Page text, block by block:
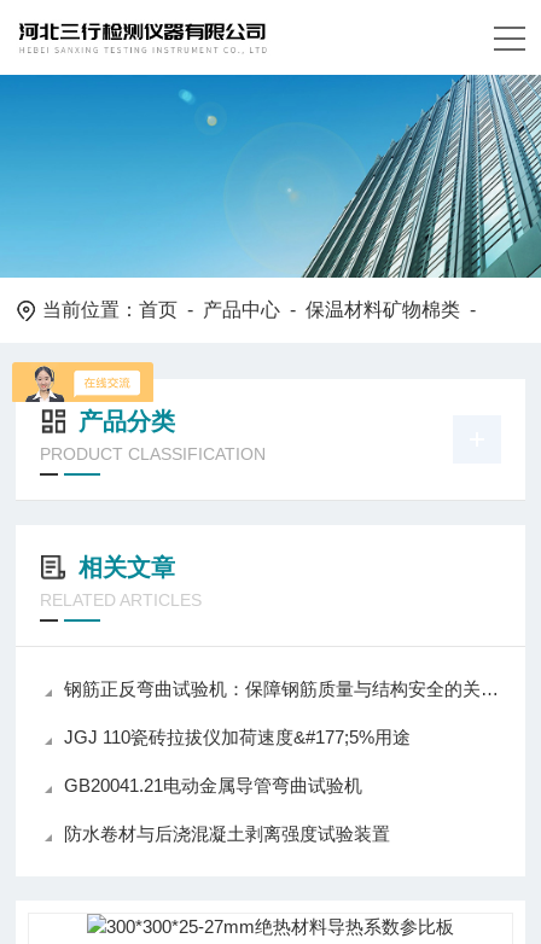
当前位置：首页 - 产品中心 -保温材料矿物棉类 -
产品分类
PRODUCT CLASSIFICATION
相关文章
RELATED ARTICLES
钢筋正反弯曲试验机：保障钢筋质量与结构安全的关键设备
JGJ 110瓷砖拉拔仪加荷速度&#177;5%用途
GB20041.21电动金属导管弯曲试验机
防水卷材与后浇混凝土剥离强度试验装置